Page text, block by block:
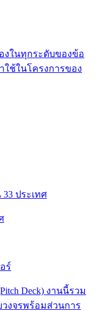
งในทุกระดับของข้อ
ช้ในโครงการของ
ประเทศ
ร์
Deck) งานนี้รวม
วงจรพร้อมส่วนการ